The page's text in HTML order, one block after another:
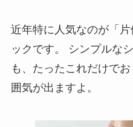
近年特に人気なのが「
ックです。 シンプルな
も、たったこれだけで
囲気が出ますよ。